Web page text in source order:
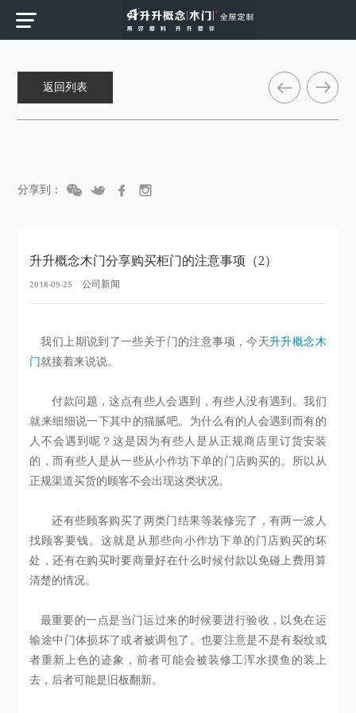
返回列表
分享到：
升升概念木门分享购买柜门的注意事项（2）
2018-09-25 公司新闻
我们上期说到了一些关于门的注意事项，今天升升概念木
门就接着来说说。
付款问题，这点有些人会遇到，有些人没有遇到。我们
就来细细说一下其中的猫腻吧。为什么有的人会遇到而有的
人不会遇到呢？这是因为有些人是从正规商店里订货安装
的，而有些人是从一些从小作坊下单的门店购买的。所以从
正规渠道买货的顾客不会出现这类状况。
还有些顾客购买了两类门结果等装修完了，有两一波人
找顾客要钱。这就是从那些向小作坊下单的门店购买的坏
处，还有在购买时要商量好在什么时候付款以免碰上费用算
清楚的情况。
最重要的一点是当门运过来的时候要进行验收，以免在运
输途中门体损坏了或者被调包了。也要注意是不是有裂纹或
者重新上色的迹象，前者可能会被装修工浑水摸鱼的装上
去，后者可能是旧板翻新。